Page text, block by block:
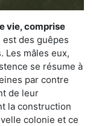
vie, comprise
des guêpes
Les mâles eux,
se résume à
par contre
de leur
la construction
colonie et ce